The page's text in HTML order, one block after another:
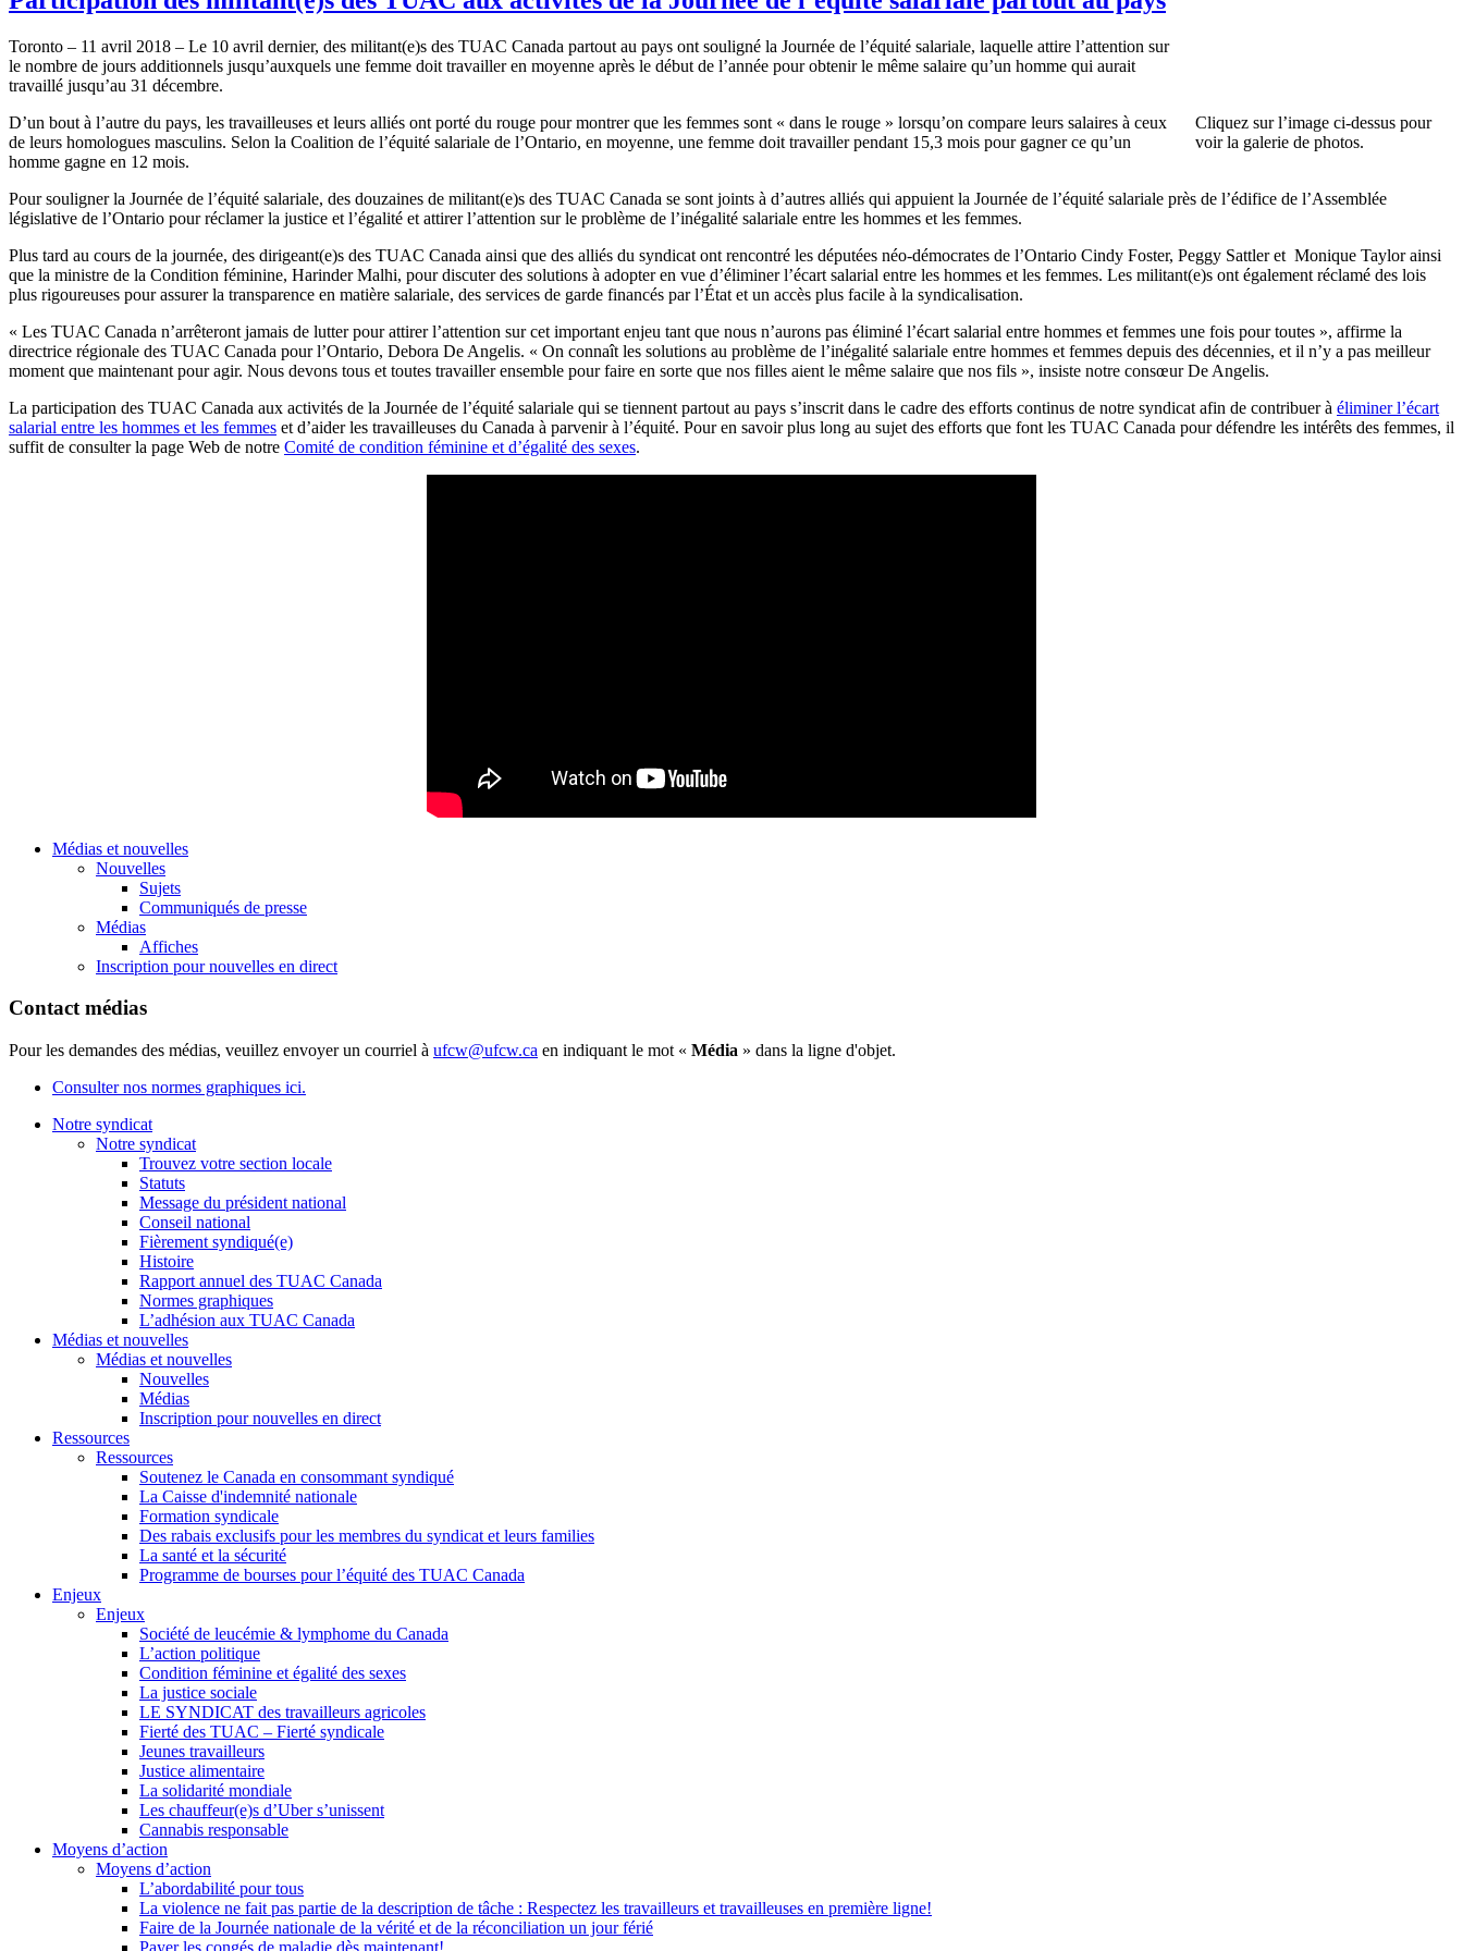
Cliquez sur l’image ci-dessus pour
voir la galerie de photos.
Toronto – 11 avril 2018 – Le 10 avril dernier, des militant(e)s des TUAC Canada partout au pays ont souligné la Journée de l’équité salariale, laquelle attire l’attention sur
le nombre de jours additionnels jusqu’auxquels une femme doit travailler en moyenne après le début de l’année pour obtenir le même salaire qu’un homme qui aurait
travaillé jusqu’au 31 décembre.
D’un bout à l’autre du pays, les travailleuses et leurs alliés ont porté du rouge pour montrer que les femmes sont « dans le rouge » lorsqu’on compare leurs salaires à ceux
de leurs homologues masculins. Selon la Coalition de l’équité salariale de l’Ontario, en moyenne, une femme doit travailler pendant 15,3 mois pour gagner ce qu’un
homme gagne en 12 mois.
Pour souligner la Journée de l’équité salariale, des douzaines de militant(e)s des TUAC Canada se sont joints à d’autres alliés qui appuient la Journée de l’équité salariale près de l’édifice de l’Assemblée
législative de l’Ontario pour réclamer la justice et l’égalité et attirer l’attention sur le problème de l’inégalité salariale entre les hommes et les femmes.
Plus tard au cours de la journée, des dirigeant(e)s des TUAC Canada ainsi que des alliés du syndicat ont rencontré les députées néo-démocrates de l’Ontario Cindy Foster, Peggy Sattler et Monique Taylor ainsi
que la ministre de la Condition féminine, Harinder Malhi, pour discuter des solutions à adopter en vue d’éliminer l’écart salarial entre les hommes et les femmes. Les militant(e)s ont également réclamé des lois
plus rigoureuses pour assurer la transparence en matière salariale, des services de garde financés par l’État et un accès plus facile à la syndicalisation.
« Les TUAC Canada n’arrêteront jamais de lutter pour attirer l’attention sur cet important enjeu tant que nous n’aurons pas éliminé l’écart salarial entre hommes et femmes une fois pour toutes », affirme la
directrice régionale des TUAC Canada pour l’Ontario, Debora De Angelis. « On connaît les solutions au problème de l’inégalité salariale entre hommes et femmes depuis des décennies, et il n’y a pas meilleur
moment que maintenant pour agir. Nous devons tous et toutes travailler ensemble pour faire en sorte que nos filles aient le même salaire que nos fils », insiste notre consœur De Angelis.
La participation des TUAC Canada aux activités de la Journée de l’équité salariale qui se tiennent partout au pays s’inscrit dans le cadre des efforts continus de notre syndicat afin de contribuer à éliminer l’écart
salarial entre les hommes et les femmes et d’aider les travailleuses du Canada à parvenir à l’équité. Pour en savoir plus long au sujet des efforts que font les TUAC Canada pour défendre les intérêts des femmes, il
suffit de consulter la page Web de notre Comité de condition féminine et d’égalité des sexes.
Médias et nouvelles
Nouvelles
Sujets
Communiqués de presse
Médias
Affiches
Inscription pour nouvelles en direct
Contact médias
Pour les demandes des médias, veuillez envoyer un courriel à ufcw@ufcw.ca en indiquant le mot « Média » dans la ligne d'objet.
Consulter nos normes graphiques ici.
Notre syndicat
Notre syndicat
Trouvez votre section locale
Statuts
Message du président national
Conseil national
Fièrement syndiqué(e)
Histoire
Rapport annuel des TUAC Canada
Normes graphiques
L’adhésion aux TUAC Canada
Médias et nouvelles
Médias et nouvelles
Nouvelles
Médias
Inscription pour nouvelles en direct
Ressources
Ressources
Soutenez le Canada en consommant syndiqué
La Caisse d'indemnité nationale
Formation syndicale
Des rabais exclusifs pour les membres du syndicat et leurs families
La santé et la sécurité
Programme de bourses pour l’équité des TUAC Canada
Enjeux
Enjeux
Société de leucémie & lymphome du Canada
L’action politique
Condition féminine et égalité des sexes
La justice sociale
LE SYNDICAT des travailleurs agricoles
Fierté des TUAC – Fierté syndicale
Jeunes travailleurs
Justice alimentaire
La solidarité mondiale
Les chauffeur(e)s d’Uber s’unissent
Cannabis responsable
Moyens d’action
Moyens d’action
L’abordabilité pour tous
La violence ne fait pas partie de la description de tâche : Respectez les travailleurs et travailleuses en première ligne!
Faire de la Journée nationale de la vérité et de la réconciliation un jour férié